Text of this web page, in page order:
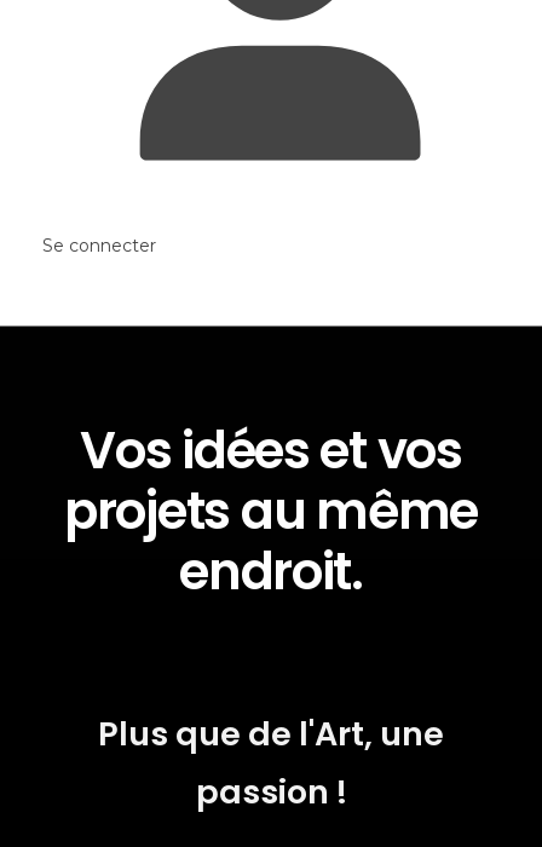
Se connecter
Vos idées et vos
projets au même
endroit.
Plus que de l'Art, une
passion !